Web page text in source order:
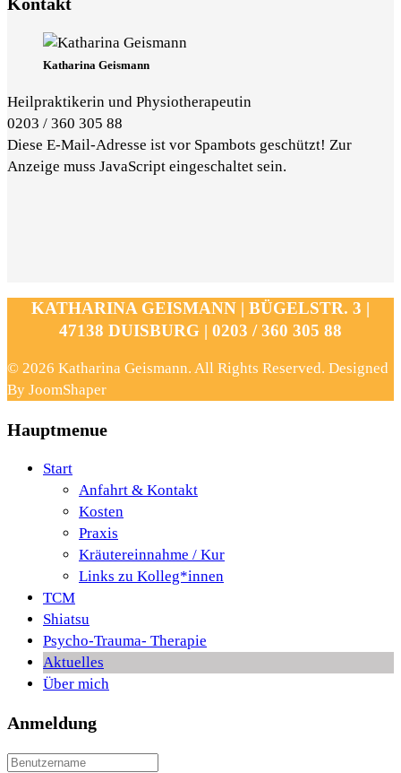
Katharina Geismann
Heilpraktikerin und Physiotherapeutin
0203 / 360 305 88
Diese E-Mail-Adresse ist vor Spambots geschützt! Zur
Anzeige muss JavaScript eingeschaltet sein.
KATHARINA GEISMANN | BÜGELSTR. 3 |
47138 DUISBURG | 0203 / 360 305 88
© 2026 Katharina Geismann. All Rights Reserved. Designed
By JoomShaper
Hauptmenue
Start
Anfahrt & Kontakt
Kosten
Praxis
Kräutereinnahme / Kur
Links zu Kolleg*innen
TCM
Shiatsu
Psycho-Trauma- Therapie
Aktuelles
Über mich
Anmeldung